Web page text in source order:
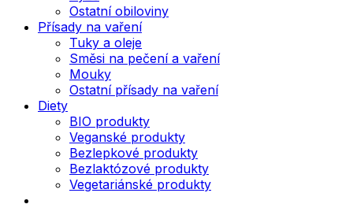
Ostatní obiloviny
Přísady na vaření
Tuky a oleje
Směsi na pečení a vaření
Mouky
Ostatní přísady na vaření
Diety
BIO produkty
Veganské produkty
Bezlepkové produkty
Bezlaktózové produkty
Vegetariánské produkty